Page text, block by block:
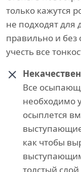
только кажутся
не подходят
правильно и
учесть все
Все
необходимо
осыплется
как чтобы